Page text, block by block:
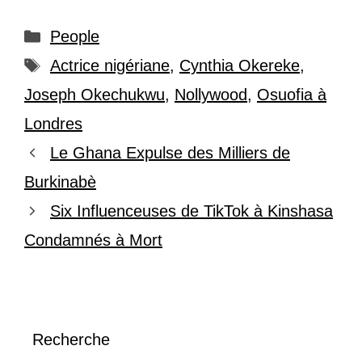
Catégories
People
Étiquettes
Actrice nigériane, Cynthia Okereke,
Joseph Okechukwu, Nollywood, Osuofia à
Londres
Le Ghana Expulse des Milliers de
Burkinabè
Six Influenceuses de TikTok à Kinshasa
Condamnés à Mort
Recherche